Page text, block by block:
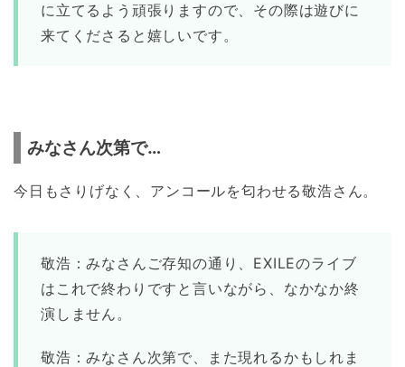
に立てるよう頑張りますので、その際は遊びに
来てくださると嬉しいです。
みなさん次第で…
今日もさりげなく、アンコールを匂わせる敬浩さん。
敬浩：みなさんご存知の通り、EXILEのライブ
はこれで終わりですと言いながら、なかなか終
演しません。
敬浩：みなさん次第で、また現れるかもしれま